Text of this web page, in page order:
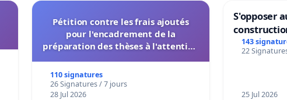
Pétition contre les frais ajoutés
pour l'encadrement de la
préparation des thèses à l'attention
décisionnelles de l'UIASS
110 signatures
26 Signatures / 7 jours
28 Jul 2026
S'opposer
143
22
25 Jul 2026